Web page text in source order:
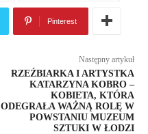
Pinterest
Następny artykuł
RZEŹBIARKA I ARTYSTKA
KATARZYNA KOBRO –
KOBIETA, KTÓRA
ODEGRAŁA WAŻNĄ ROLĘ W
POWSTANIU MUZEUM
SZTUKI W ŁODZI